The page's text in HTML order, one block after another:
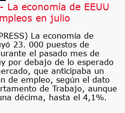
La economía de EEUU
en julio
La economía de
23. 000 puestos de
el pasado mes de
por debajo de lo esperado
que anticipaba un
de empleo, según el dato
de Trabajo, aunque
décima, hasta el 4,1%.